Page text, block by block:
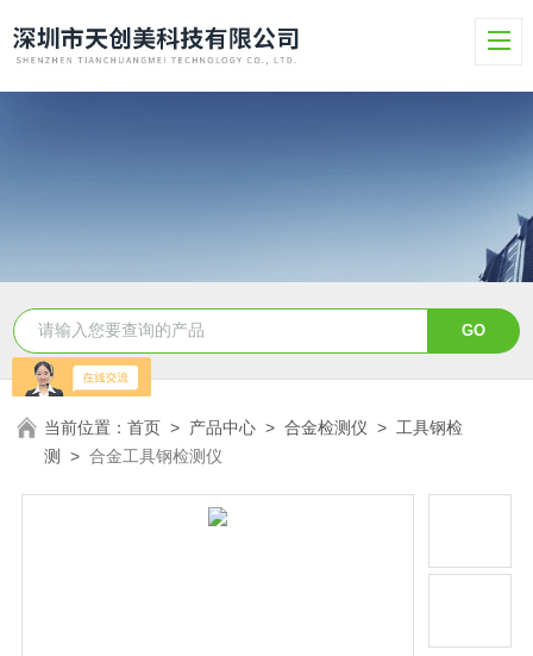
当前位置：首页 > 产品中心 >合金检测仪 > 工具钢检
测 >合金工具钢检测仪